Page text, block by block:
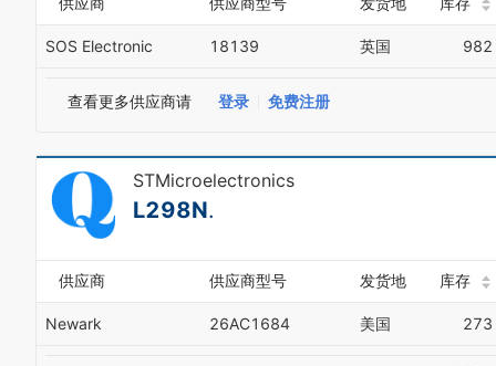
供应商 供应商型号 发货地 库存
SOS Electronic 18139 英国 982
查看更多供应商请 登录 免费注册
STMicroelectronics
L298N.
供应商 供应商型号 发货地 库存
Newark 26AC1684 美国 273